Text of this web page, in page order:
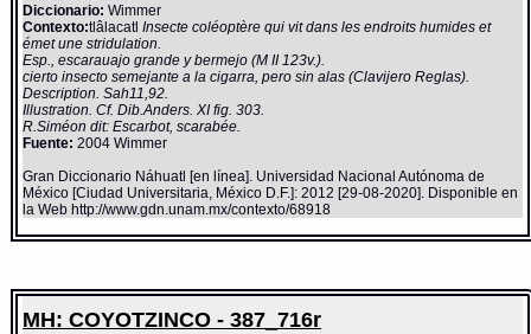
Diccionario:Wimmer
Contexto:tlâlacatlInsecte coléoptère qui vit dans les endroits humides et
émet une stridulation.
Esp., escarauajo grande y bermejo (M II 123v.).
cierto insecto semejante a la cigarra, pero sin alas (Clavijero Reglas).
Description. Sah11,92.
Illustration. Cf. Dib.Anders. XI fig. 303.
R.Siméon dit: Escarbot, scarabée.
Fuente: 2004 Wimmer
Gran Diccionario Náhuatl [en línea]. Universidad Nacional Autónoma de
México [Ciudad Universitaria, México D.F.]: 2012 [29-08-2020]. Disponible en
la Web http://www.gdn.unam.mx/contexto/68918
MH: COYOTZINCO - 387_716r